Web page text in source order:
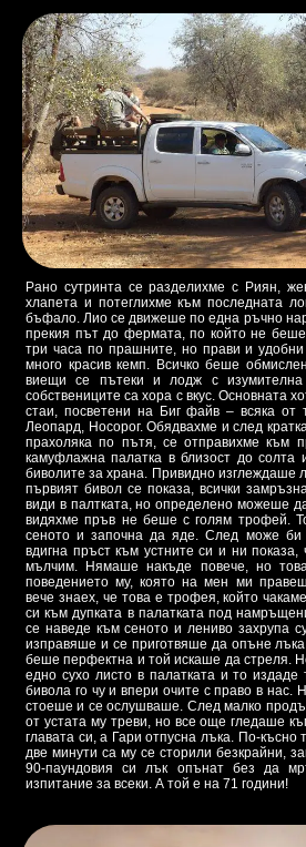
Рано сутринта се разделихме с Риян,
хлапета и потеглихме към последната
бъфало. Лио се движеше по една ръчно
прекия път до фермата, по който не
три часа по прашните, но прави и
много красив кемп. Всичко беше
виещи се пътеки и лодж с изумителна
собствениците са хора с вкус. Основната
стаи, посветени на Биг файв – всяка от
Леопард, Носорог. Обядвахме и след
прахоляка по пътя, се отправихме към
камуфлажна палатка в близост до солта
биволите за храна. Привидно изглеждаше
първият бивол се показа, всички
види в палтката, но определено можеше
видяхме пръв не беше с голям трофей.
сеното и започна да яде. След може би
вдигна пръст към устните си и ни
мълчим. Нямаше накъде повече, но
поведението му, която на мен ми
вече знаех, че това е трофея, който
си към дупката в палатката под
се наведе към сеното и лениво захрупа
изправяше и се приготвяше да опъне
беше перфектна и той искаше да стреля.
едно сухо листо в палатката и то издаде
бивола го чу и впери очите с право в нас.
стоеше и се ослушваше. След малко
от устата му треви, но все още гледаше
главата си, а Гари отпусна лъка. По-късно
две минути са му се сторили безкрайни,
90-паундовия си лък опънат без да
изпитание за всеки. А той е на 71 години!